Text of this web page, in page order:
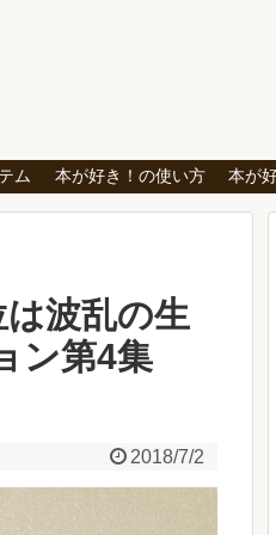
ム 本が好き！の使い方 本が
は波乱の生
ン第4集
2018/7/2